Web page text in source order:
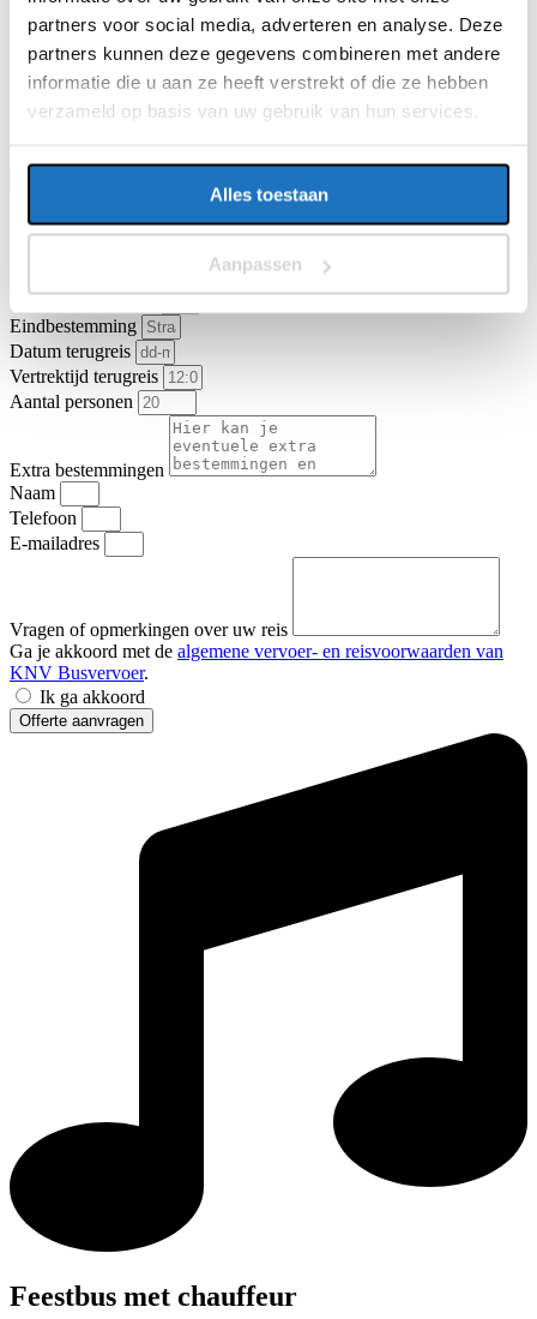
partners voor social media, adverteren en analyse. Deze
partners kunnen deze gegevens combineren met andere
informatie die u aan ze heeft verstrekt of die ze hebben
verzameld op basis van uw gebruik van hun services.
Alles toestaan
Aanpassen
Vragen of opmerkingen over uw reis
Ga je akkoord met dealgemene vervoer- en reisvoorwaarden van
Partybus
Touringcar
Vertrektijd heenreis
Eindbestemming
Datum terugreis
Vertrektijd terugreis
Aantal personen
Extra bestemmingen
Naam
Telefoon
E-mailadres
Vragen of opmerkingen over uw reis
Ga je akkoord met de algemene vervoer- en reisvoorwaarden van
KNV Busvervoer.
Ik ga akkoord
Offerte aanvragen
Feestbus met chauffeur